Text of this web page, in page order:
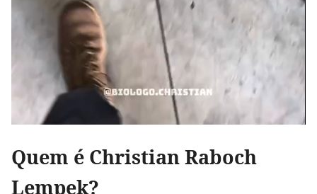
Quem é Christian Raboch
Lempek?